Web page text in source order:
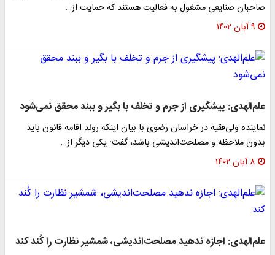
صاحبان صنایعی مشغول به فعالیت هستند که حمایت از…
۹ آبان ۱۴۰۲
علم‌الهدی: پیشگیری از جرم و تخلف با بگیر و ببند محقق نمی‌شود
نماینده ولی‌فقیه در خراسان رضوی با بیان اینکه روند اقامه قانون باید
بدون ملاحظه و مصلحت‌اندیشی باشد، گفت: یکی دیگر از…
۸ آبان ۱۴۰۲
علم‌الهدی: اجازه ندهید مصلحت‌اندیشی، شمشیر نظارت را کُند کند